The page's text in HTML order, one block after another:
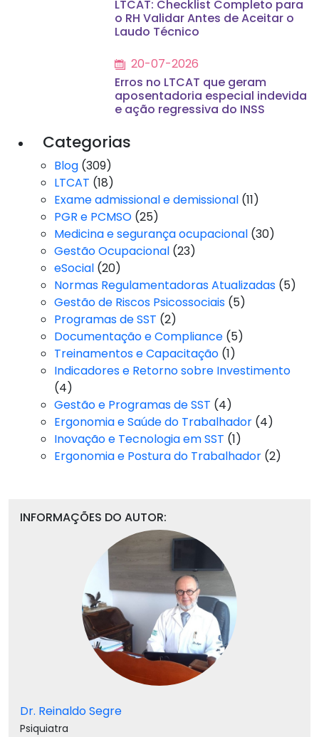
LTCAT: Checklist Completo para
o RH Validar Antes de Aceitar o
Laudo Técnico
20-07-2026
Erros no LTCAT que geram
aposentadoria especial indevida
e ação regressiva do INSS
Categorias
Blog (309)
LTCAT (18)
Exame admissional e demissional (11)
PGR e PCMSO (25)
Medicina e segurança ocupacional (30)
Gestão Ocupacional (23)
eSocial (20)
Normas Regulamentadoras Atualizadas (5)
Gestão de Riscos Psicossociais (5)
Programas de SST (2)
Documentação e Compliance (5)
Treinamentos e Capacitação (1)
Indicadores e Retorno sobre Investimento
(4)
Gestão e Programas de SST (4)
Ergonomia e Saúde do Trabalhador (4)
Inovação e Tecnologia em SST (1)
Ergonomia e Postura do Trabalhador (2)
INFORMAÇÕES DO AUTOR:
Dr. Reinaldo Segre
Psiquiatra